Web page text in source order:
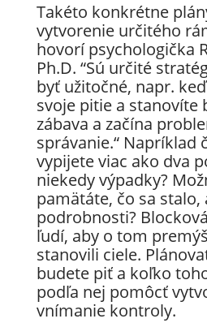
Takéto konkrétne
vytvorenie určitého
hovorí psychologička
Ph.D. “Sú určité
byť užitočné, napr.
svoje pitie a stanovíte
zábava a začína
správanie.“ Napríklad
vypijete viac ako dva
niekedy výpadky?
pamätáte, čo sa stalo,
podrobnosti?
ľudí, aby o tom
stanovili ciele.
budete piť a koľko
podľa nej pomôcť
vnímanie kontroly.